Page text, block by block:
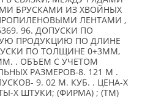
БРУСКАМИ ИЗ ХВОЙНЫХ
ЛЕНТАМИ ,
96. ДОПУСКИ ПО
ПРОДУКЦИЮ ПО ДЛИНЕ
ПО ТОЛЩИНЕ 0+3ММ,
. ОБЪЕМ С УЧЕТОМ
РАЗМЕРОВ-8. 121 М .
9. 02 М. КУБ. . ЦЕНА-X
X ШТУКИ; (ФИРМА) ; (TM)